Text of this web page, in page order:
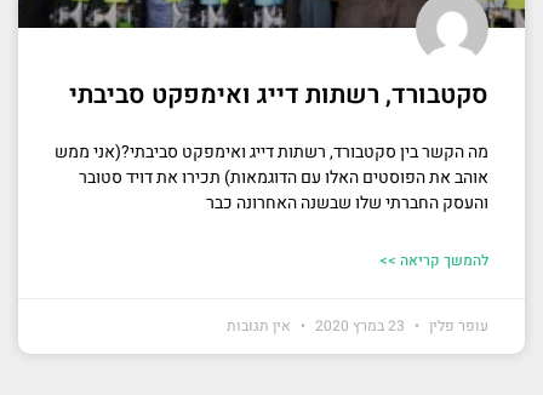
סקטבורד, רשתות דייג ואימפקט סביבתי
מה הקשר בין סקטבורד, רשתות דייג ואימפקט סביבתי?(אני ממש
אוהב את הפוסטים האלו עם הדוגמאות) תכירו את דויד סטובר
והעסק החברתי שלו שבשנה האחרונה כבר
להמשך קריאה >>
עופר פלין אין תגובות